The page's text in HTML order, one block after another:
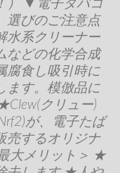
選びのご注意点
水系クリーナー
などの化学合成
腐食し吸引時に
ます。模倣品に
クリュー)
が、電子たば
売するオリジナ
大メリット＞ ★